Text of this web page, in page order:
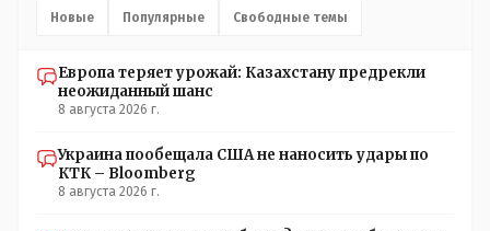
Новые Популярные Свободные темы
Европа теряет урожай: Казахстану предрекли
неожиданный шанс
8 августа 2026 г.
Украина пообещала США не наносить удары по
КТК – Bloomberg
8 августа 2026 г.